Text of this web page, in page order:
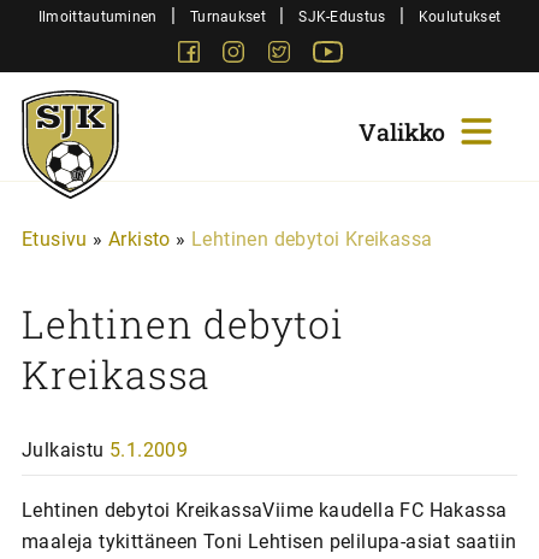
SiirryIlmoittautuminen | Turnaukset | SJK-Edustus | Koulutukset
FacebookInstagram
Twitter
Sjk-
Juniorit
Etusivu » Arkisto » Lehtinen debytoi Kreikassa
Lehtinen debytoi
Kreikassa
Julkaistu 5.1.2009
Lehtinen debytoi KreikassaViime kaudella FC Hakassa
maaleja tykittäneen Toni Lehtisen pelilupa-asiat saatiin